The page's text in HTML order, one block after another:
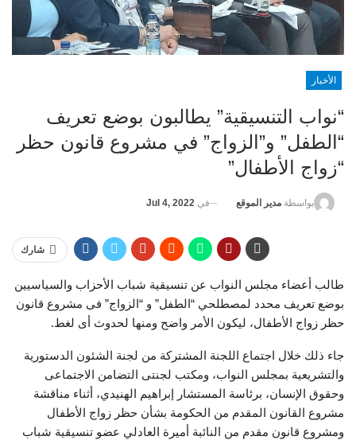
الأخبار
“نواب التنسيقية” يطالبون بوضع تعريف
“الطفل” و”الزواج” في مشروع قانون حظر
“زواج الأطفال”
بواسطة مدير الموقع في Jul 4, 2022
شارك
طالب أعضاء مجلس النواب عن تنسيقية شباب الأحزاب والسياسيين
بوضع تعريف محدد لمصطلحي “الطفل” و “الزواج” فى مشروع قانون
حظر زواج الأطفال، ليكون الأمر واضح ومنها لحدوث أى لغط.
جاء ذلك خلال اجتماع اللجنة المشتركة من لجنة الشئون الدستورية
والتشريعية بمجلس النواب، ومكتب لجنتى التضامن الاجتماعى
وحقوق الإنسان، برئاسة المستشار إبراهيم الهنيدي، أثناء مناقشة
مشروع القانون المقدم من الحكومة بشأن حظر زواج الأطفال
ومشروع قانون مقدم من النائبة أميرة العادلي عضو تنسيقية شباب